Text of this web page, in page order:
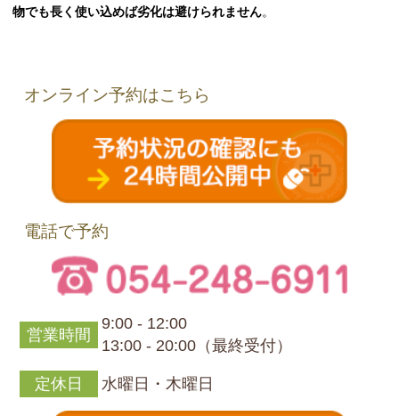
物でも長く使い込めば劣化は避けられません。
オンライン予約はこちら
電話で予約
営業時間
9:00 - 12:00
13:00 - 20:00（最終受付）
定休日 水曜日・木曜日